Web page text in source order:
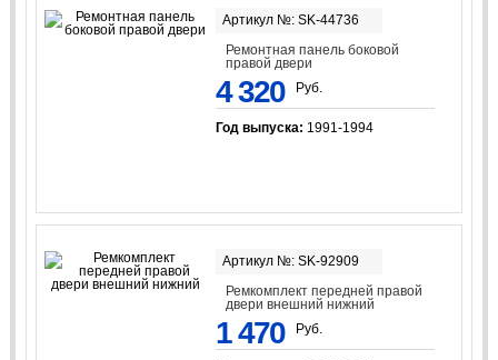
Артикул №: SK-44736
Ремонтная панель боковой
правой двери
4 320 Руб.
Год выпуска: 1991-1994
Артикул №: SK-92909
Ремкомплект передней правой
двери внешний нижний
1 470 Руб.